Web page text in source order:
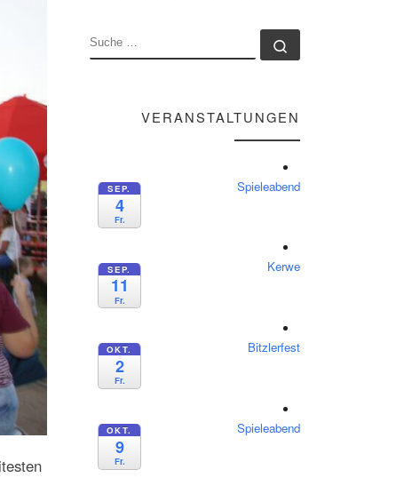
SUCHE
VERANSTALTUNGEN
SEP.
4
Fr.
Spieleabend
SEP.
11
Fr.
Kerwe
OKT.
2
Fr.
Bitzlerfest
OKT.
9
Fr.
Spieleabend